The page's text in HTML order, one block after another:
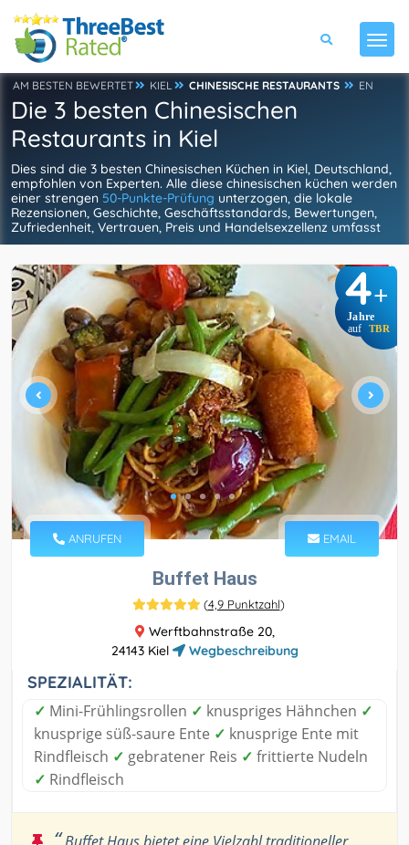
AM BESTEN BEWERTET KIEL CHINESISCHE RESTAURANTS EN
Die 3 besten Chinesischen
Restaurants in Kiel
Dies sind die 3 besten Chinesischen Küchen in Kiel, Deutschland,
empfohlen von Experten. Alle diese chinesischen küchen werden
einer strengen 50-Punkte-Prüfung unterzogen, die lokale
Rezensionen, Geschichte, Geschäftsstandards, Bewertungen,
Zufriedenheit, Vertrauen, Preis und Handelsexzellenz umfasst
4+
Jahre
auf TBR
ANRUFEN EMAIL
Buffet Haus
(4,9 Punktzahl)
Werftbahnstraße 20,
24143 Kiel
Wegbeschreibung
SPEZIALITÄT:
✓ Mini-Frühlingsrollen ✓ knuspriges Hähnchen ✓
knusprige süß-saure Ente ✓ knusprige Ente mit
Rindfleisch ✓ gebratener Reis ✓ frittierte Nudeln
✓ Rindfleisch
“